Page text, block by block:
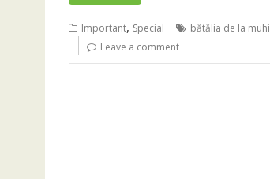
Important, Special bătălia de la muhi
Leave a comment